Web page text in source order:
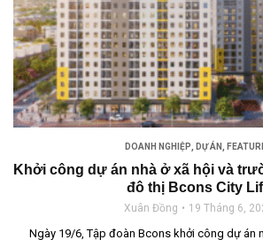
DOANH NGHIỆP, DỰ ÁN,
Khởi công dự án nhà ở xã hội và
đô thị Bcons City
Xuân Đồng 19 Tháng 6,
Ngày 19/6, Tập đoàn Bcons khởi công dự án